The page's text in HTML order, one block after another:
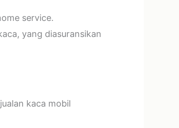
service.
yang diasuransikan
kaca mobil